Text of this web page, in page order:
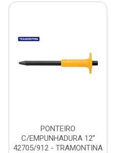
PONTEIRO
C/EMPUNHADURA 12”
42705/912 - TRAMONTINA